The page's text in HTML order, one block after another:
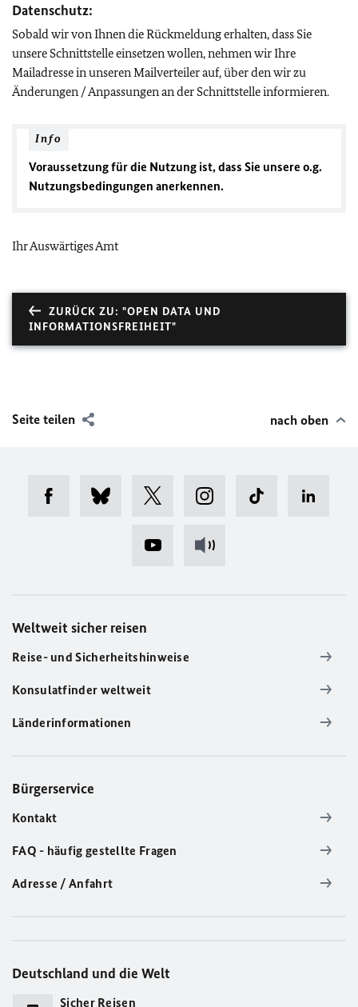
Datenschutz:
Sobald wir von Ihnen die Rückmeldung erhalten, dass Sie
unsere Schnittstelle einsetzen wollen, nehmen wir Ihre
Mailadresse in unseren Mailverteiler auf, über den wir zu
Änderungen / Anpassungen an der Schnittstelle informieren.
Info
Voraussetzung für die Nutzung ist, dass Sie unsere o.g.
Nutzungsbedingungen anerkennen.
Ihr Auswärtiges Amt
ZURÜCK ZU: "OPEN DATA UND
INFORMATIONSFREIHEIT"
Seite teilen nach oben
Weltweit sicher reisen
Reise- und Sicherheitshinweise
Konsulatfinder weltweit
Länderinformationen
Bürgerservice
Kontakt
FAQ - häufig gestellte Fragen
Adresse / Anfahrt
Deutschland und die Welt
Sicher Reisen